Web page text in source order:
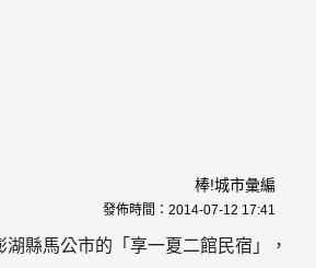
棒!城市彙編
發佈時間： 2014-07-12 17:41
縣馬公市的「享一夏二館民宿」，